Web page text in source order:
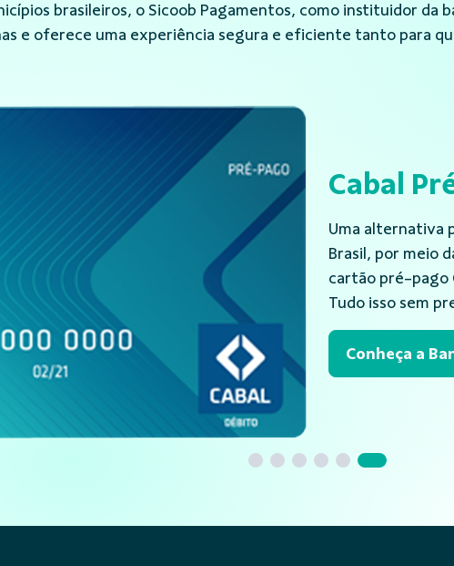
brasileiros, o Sicoob Pagamentos, como instituidor da
e oferece uma experiência segura e eficiente tanto para
Cabal
O cartão de
garantindo
de aceitação em
prático de
Conheça a